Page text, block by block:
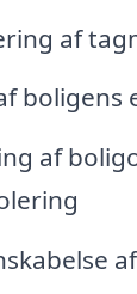
af
boligens
af